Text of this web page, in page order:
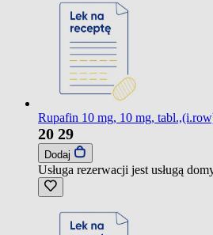
Rupafin 10 mg, 10 mg,
20 29
Dodaj
Usługa rezerwacji jest usługą